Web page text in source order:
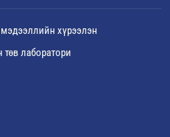
мэдээллийн хүрээлэн
лаборатори